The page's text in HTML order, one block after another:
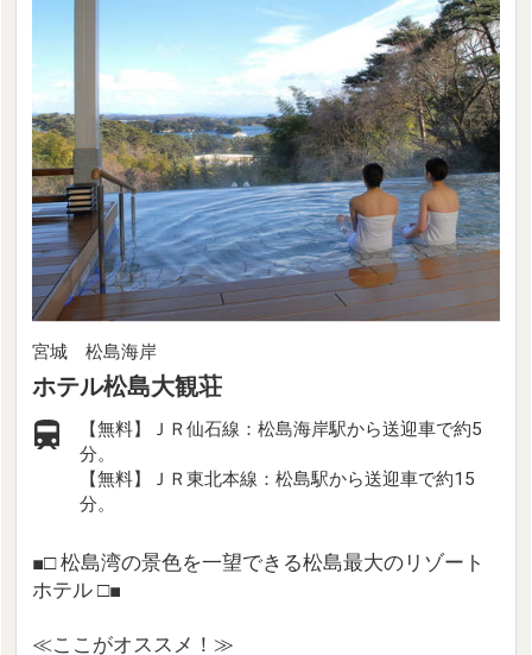
宮城 松島海岸
ホテル松島大観荘
【無料】ＪＲ仙石線：松島海岸駅から送迎車で約5
分。
【無料】ＪＲ東北本線：松島駅から送迎車で約15
分。
■□ 松島湾の景色を一望できる松島最大のリゾート
ホテル □■
≪ここがオススメ！≫